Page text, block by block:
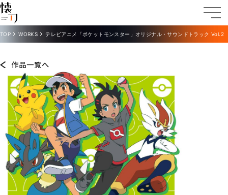
TOP WORKS テレビアニメ「ポケットモンスター」オリジナル・サウンドトラック Vol.2
作品一覧へ